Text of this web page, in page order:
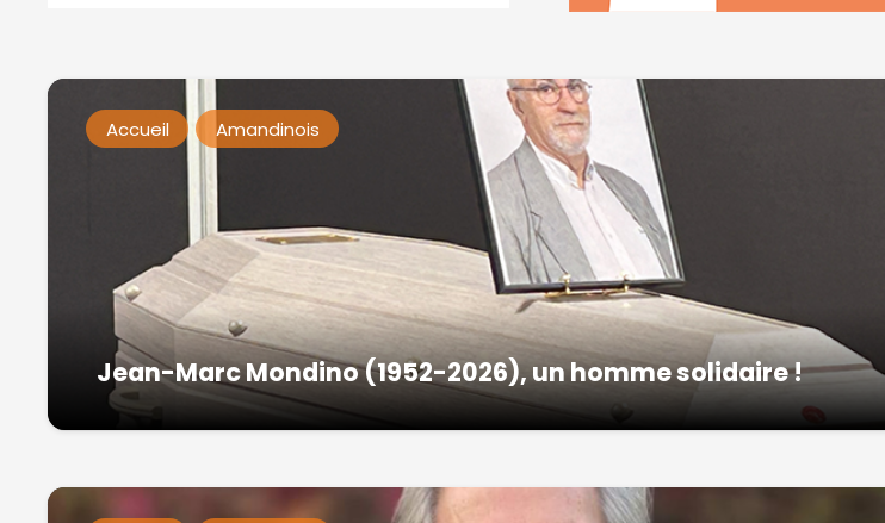
Accueil Amandinois
Jean-Marc Mondino (1952-2026), un homme solidaire !